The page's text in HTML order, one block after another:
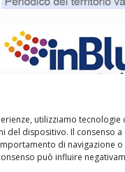
utilizziamo
del dispositivo. Il consenso
di navigazione o
può influire